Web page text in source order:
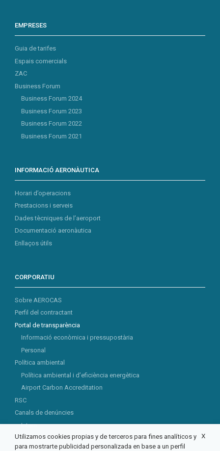
EMPRESES
Guia de tarifes
Espais comercials
ZAC
Business Forum
Business Forum 2024
Business Forum 2023
Business Forum 2022
Business Forum 2021
INFORMACIÓ AERONÀUTICA
Horari d’operacions
Prestacions i serveis
Dades tècniques de l’aeroport
Documentació aeronàutica
Enllaços útils
CORPORATIU
Sobre AEROCAS
Perfil del contractant
Portal de transparència
Informació econòmica i pressupostària
Personal
Política ambiental
Política ambiental i d’eficiència energètica
Airport Carbon Accreditation
RSC
Canals de denúncies
Intern
Extern
X
Utilizamos cookies propias y de terceros para fines analíticos y
para mostrarte publicidad personalizada en base a un perfil